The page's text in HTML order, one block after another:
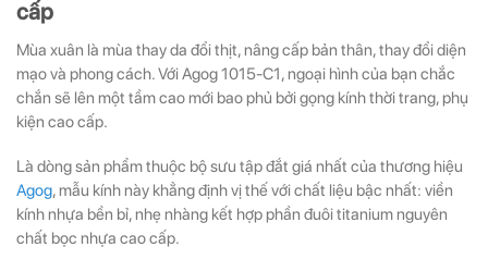
cấp
Mùa xuân là mùa thay da đổi thịt, nâng cấp bản thân, thay đổi diện
mạo và phong cách. Với Agog 1015-C1, ngoại hình của bạn chắc
chắn sẽ lên một tầm cao mới bao phủ bởi gọng kính thời trang, phụ
kiện cao cấp.
Là dòng sản phẩm thuộc bộ sưu tập đắt giá nhất của thương hiệu
Agog, mẫu kính này khẳng định vị thế với chất liệu bậc nhất: viền
kính nhựa bền bỉ, nhẹ nhàng kết hợp phần đuôi titanium nguyên
chất bọc nhựa cao cấp.